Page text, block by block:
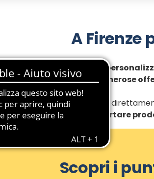
A Firenze
approfittare di un servizio
serve e approfittare dinumerose
online, riceverai i prodotti
di non dover più trasportare
Scopri i